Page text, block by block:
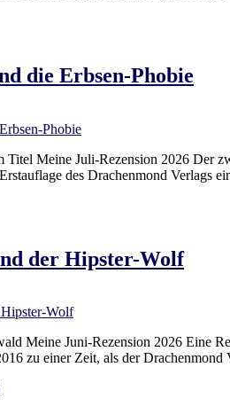
die Erbsen-Phobie
Titel Meine Juli-Rezension 2026 Der
des Drachenmond Verlags
der Hipster-Wolf
Meine Juni-Rezension 2026 Eine
zu einer Zeit, als der